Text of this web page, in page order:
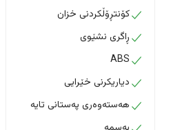
کۆنتڕۆڵکردنی خزان
ڕاگری نشێوی
ABS
دیاریکرنی خێرایی
هەستەوەری پەستانی تایە